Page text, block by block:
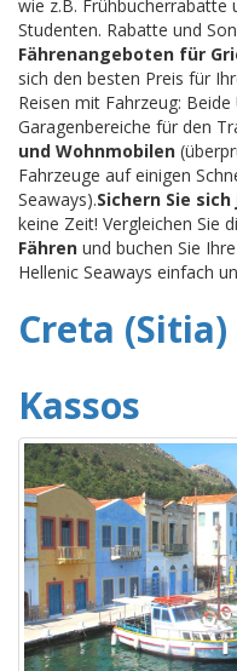
wie z.B.
Studenten. Rabatte und
Fährenangeboten für
sich den besten Preis für
Reisen mit Fahrzeug:
Garagenbereiche für den
und Wohnmobilen
Fahrzeuge auf einigen
Seaways).Sichern Sie
keine Zeit! Vergleichen Sie
Fähren und buchen Sie
Hellenic Seaways einfach
Creta (Sitia)
Kassos